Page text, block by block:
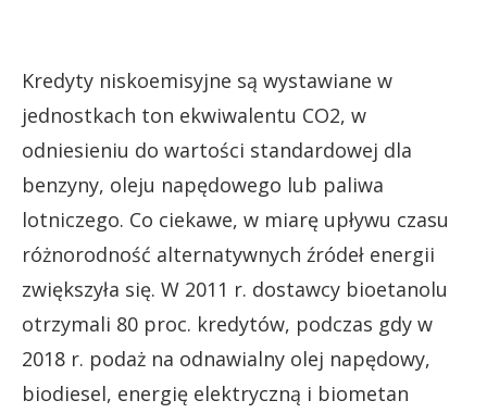
Kredyty niskoemisyjne są wystawiane w
jednostkach ton ekwiwalentu CO2, w
odniesieniu do wartości standardowej dla
benzyny, oleju napędowego lub paliwa
lotniczego. Co ciekawe, w miarę upływu czasu
różnorodność alternatywnych źródeł energii
zwiększyła się. W 2011 r. dostawcy bioetanolu
otrzymali 80 proc. kredytów, podczas gdy w
2018 r. podaż na odnawialny olej napędowy,
biodiesel, energię elektryczną i biometan